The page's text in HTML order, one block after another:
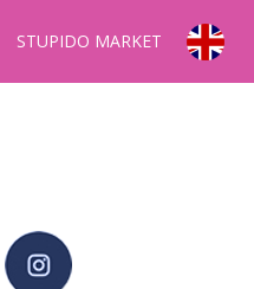
STUPIDO MARKET